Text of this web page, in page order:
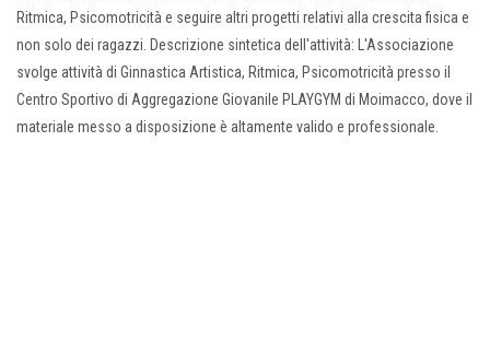
Ritmica, Psicomotricità e seguire altri progetti relativi alla crescita fisica e
non solo dei ragazzi. Descrizione sintetica dell'attività: L'Associazione
svolge attività di Ginnastica Artistica, Ritmica, Psicomotricità presso il
Centro Sportivo di Aggregazione Giovanile PLAYGYM di Moimacco, dove il
materiale messo a disposizione è altamente valido e professionale.